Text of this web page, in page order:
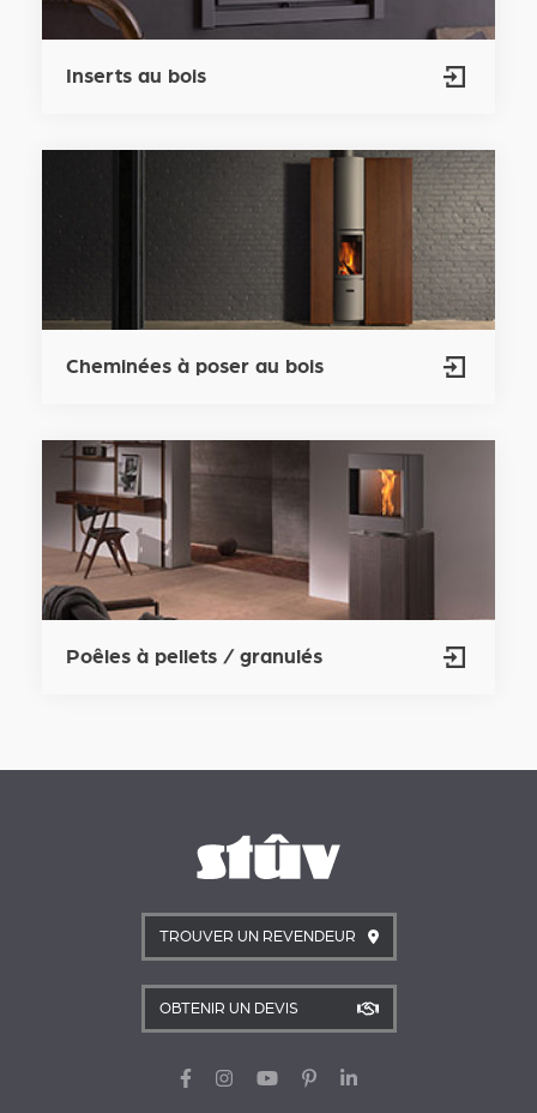
Inserts au bois
Cheminées à poser au bois
Poêles à pellets / granulés
TROUVER UN REVENDEUR
OBTENIR UN DEVIS